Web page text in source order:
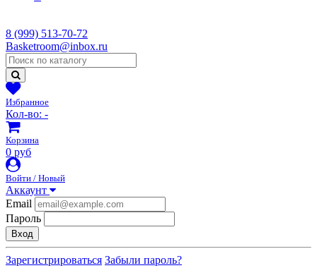
8 (999) 513-70-72
Basketroom@inbox.ru
Избранное
Кол-во: -
Корзина
0 руб
Войти / Новый
Аккаунт
Email
Пароль
Вход
Зарегистрироваться Забыли пароль?